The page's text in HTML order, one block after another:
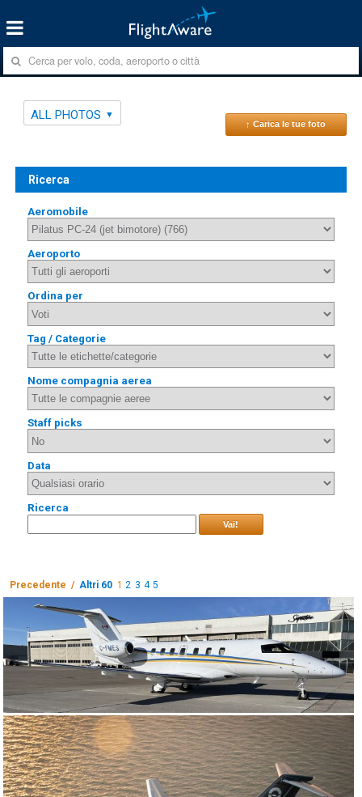
ALL PHOTOS
↑ Carica le tue foto
Ricerca
Aeromobile
Aeroporto
Ordina per
Tag / Categorie
Nome compagnia aerea
Staff picks
Data
Ricerca
Vai!
Precedente / Altri 60 1 2 3 4 5